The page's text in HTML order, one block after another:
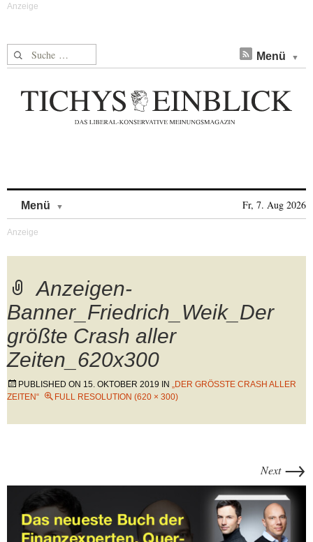
Suche nach: Menü
Menü Fr, 7. Aug 2026
Anzeigen-
Banner_Friedrich_Weik_Der
größte Crash aller
Zeiten_620x300
PUBLISHED ON 15. OKTOBER 2019 IN „DER GRÖSSTE CRASH ALLER Z
EITEN“
FULL RESOLUTION (620 × 300)
Next →